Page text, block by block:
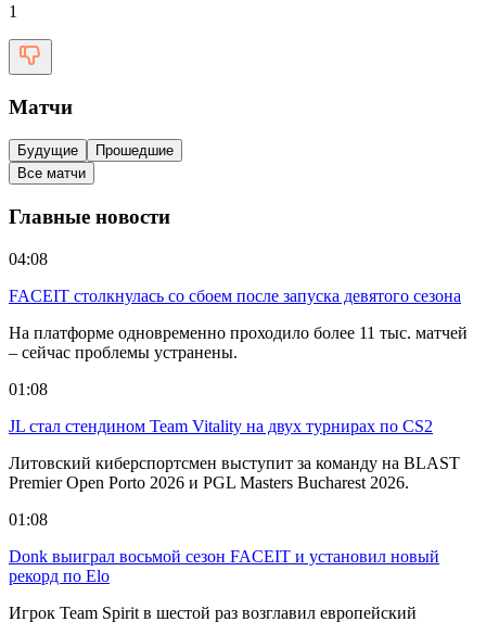
1
Матчи
Будущие
Прошедшие
Все матчи
Главные новости
04:08
FACEIT столкнулась со сбоем после запуска девятого сезона
На платформе одновременно проходило более 11 тыс. матчей
– сейчас проблемы устранены.
01:08
JL стал стендином Team Vitality на двух турнирах по CS2
Литовский киберспортсмен выступит за команду на BLAST
Premier Open Porto 2026 и PGL Masters Bucharest 2026.
01:08
Donk выиграл восьмой сезон FACEIT и установил новый
рекорд по Elo
Игрок Team Spirit в шестой раз возглавил европейский